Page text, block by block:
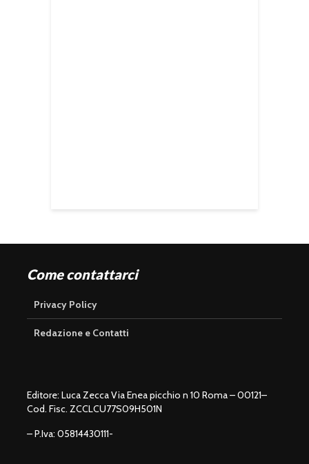
Come contattarci
Privacy Policy
Redazione e Contatti
Editore: Luca Zecca Via Enea picchio n 10 Roma – 00121–
Cod. Fisc. ZCCLCU77S09H501N
– P.Iva: 05814430111-